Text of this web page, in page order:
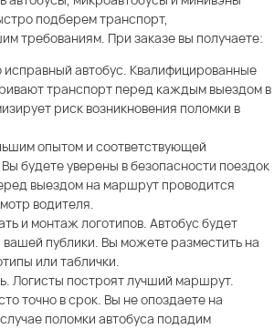
подберем транспорт,
требованиям. При заказе вы получаете:
исправный автобус. Квалифицированные
транспорт перед каждым выездом в
риск возникновения поломки в
опытом и соответствующей
будете уверены в безопасности поездок
выездом на маршрут проводится
водителя.
и монтаж логотипов. Автобус будет
публики. Вы можете разместить на
или таблички.
Логисты построят лучший маршрут.
точно в срок. Вы не опоздаете на
поломки автобуса подадим